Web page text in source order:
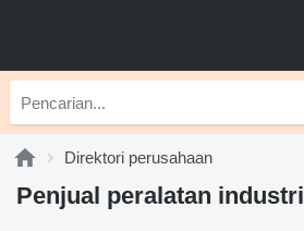
Direktori perusahaan
Penjual peralatan industri